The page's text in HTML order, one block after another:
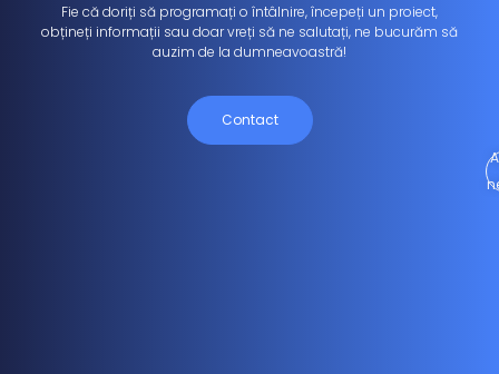
Fie că doriți să programați o întâlnire, începeți un proiect,
obțineți informații sau doar vreți să ne salutați, ne bucurăm să
auzim de la dumneavoastră!
Contact